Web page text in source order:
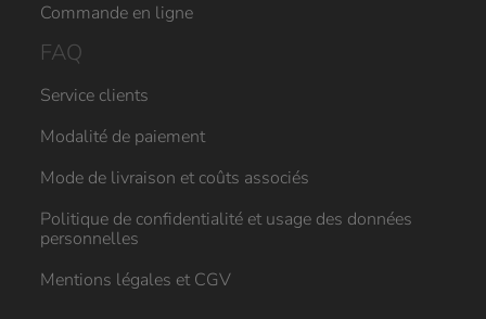
Commande en ligne
FAQ
Service clients
Modalité de paiement
Mode de livraison et coûts associés
Politique de confidentialité et usage des données
personnelles
Mentions légales et CGV